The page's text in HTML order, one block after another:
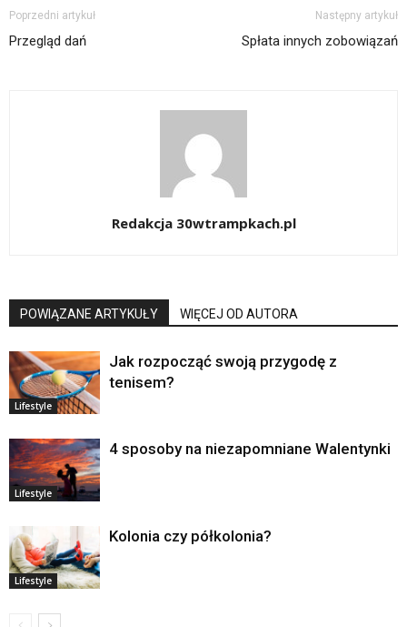
Poprzedni artykuł
Przegląd dań
Następny artykuł
Spłata innych zobowiązań
Redakcja 30wtrampkach.pl
POWIĄZANE ARTYKUŁY WIĘCEJ OD AUTORA
Lifestyle
Jak rozpocząć swoją przygodę z
tenisem?
Lifestyle
4 sposoby na niezapomniane Walentynki
Lifestyle
Kolonia czy półkolonia?